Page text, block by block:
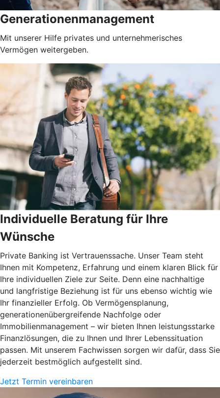
Generationenmanagement
Mit unserer Hilfe privates und unternehmerisches
Vermögen weitergeben.
Individuelle Beratung für Ihre
Wünsche
Private Banking ist Vertrauenssache. Unser Team steht
Ihnen mit Kompetenz, Erfahrung und einem klaren Blick für
Ihre individuellen Ziele zur Seite. Denn eine nachhaltige
und langfristige Beziehung ist für uns ebenso wichtig wie
Ihr finanzieller Erfolg. Ob Vermögensplanung,
generationenübergreifende Nachfolge oder
Immobilienmanagement – wir bieten Ihnen leistungsstarke
Finanzlösungen, die zu Ihnen und Ihrer Lebenssituation
passen. Mit unserem Fachwissen sorgen wir dafür, dass Sie
jederzeit bestmöglich aufgestellt sind.
Jetzt Termin vereinbaren